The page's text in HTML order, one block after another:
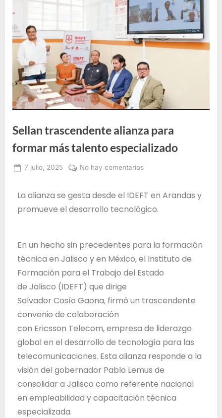
e
o
r
m
a
c
i
n
p
r
e
l
r
a
b
a
j
o
d
e
l
E
s
t
Sellan trascendente alianza para
formar más talento especializado
7 julio, 2025
No hay comentarios
La alianza se gesta desde el IDEFT en Arandas y
promueve el desarrollo tecnológico.
En un hecho sin precedentes para la formación
técnica en Jalisco y en México, el Instituto de
Formación para el Trabajo del Estado
de Jalisco (IDEFT) que dirige
Salvador Cosío Gaona, firmó un trascendente
convenio de colaboración
con Ericsson Telecom, empresa de liderazgo
global en el desarrollo de tecnología para las
telecomunicaciones. Esta alianza responde a la
visión del gobernador Pablo Lemus de
consolidar a Jalisco como referente nacional
en empleabilidad y capacitación técnica
especializada.